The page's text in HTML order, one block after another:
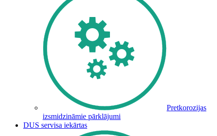
Pretkorozijas
izsmidzināmie pārklājumi
DUS servisa iekārtas